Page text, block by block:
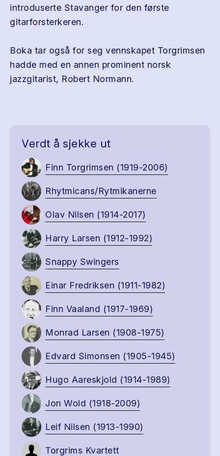
introduserte Stavanger for den første
gitarforsterkeren.
Boka tar også for seg vennskapet Torgrimsen
hadde med en annen prominent norsk
jazzgitarist, Robert Normann.
Verdt å sjekke ut
Finn Torgrimsen (1919-2006)
Rhytmicans/Rytmikanerne
Olav Nilsen (1914-2017)
Harry Larsen (1912-1992)
Snappy Swingers
Einar Fredriksen (1911-1982)
Finn Vaaland (1917-1969)
Monrad Larsen (1908-1975)
Edvard Simonsen (1905-1945)
Hugo Aareskjold (1914-1989)
Jon Wold (1918-2009)
Leif Nilsen (1913-1990)
Torgrims Kvartett